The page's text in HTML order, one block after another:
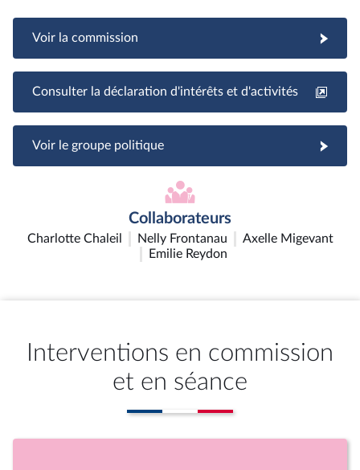
Voir la commission
Consulter la déclaration d'intérêts et d'activités
Voir le groupe politique
Collaborateurs
Charlotte Chaleil Nelly Frontanau
Axelle Migevant
Emilie Reydon
Interventions en commission
et en séance